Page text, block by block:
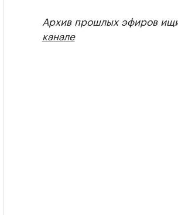
Архив прошлых эфиров
канале